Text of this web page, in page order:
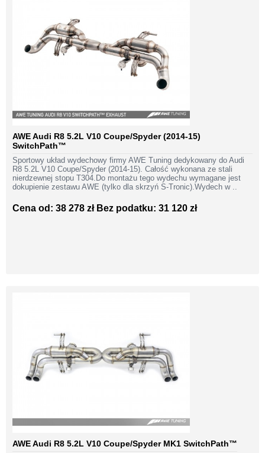
AWE Audi R8 5.2L V10 Coupe/Spyder (2014-15)
SwitchPath™
Sportowy układ wydechowy firmy AWE Tuning dedykowany do Audi
R8 5.2L V10 Coupe/Spyder (2014-15). Całość wykonana ze stali
nierdzewnej stopu T304.Do montażu tego wydechu wymagane jest
dokupienie zestawu AWE (tylko dla skrzyń S-Tronic).Wydech w ..
Cena od: 38 278 zł Bez podatku: 31 120 zł
AWE Audi R8 5.2L V10 Coupe/Spyder MK1 SwitchPath™